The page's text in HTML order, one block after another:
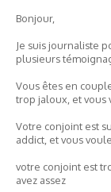
Bonjour,
Je suis journaliste
plusieurs
Vous êtes en
trop jaloux, et vous
Votre conjoint est
addict, et vous
votre conjoint est
avez assez